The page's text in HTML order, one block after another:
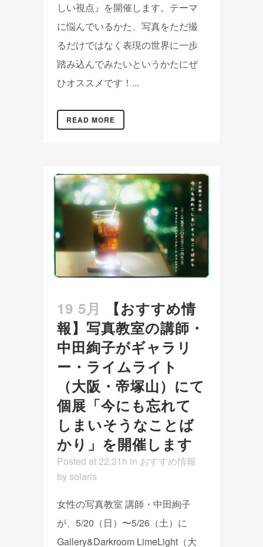
しい視点』を開催します。テーマ
に悩んでいるかた、写真をただ撮
るだけではなく表現の世界に一歩
踏み込んでみたいというかたにぜ
ひオススメです！...
READ MORE
19 5月
【おすすめ情
報】写真教室の講師・
中田絢子がギャラリ
ー・ライムライト
（大阪・帝塚山）にて
個展「今にも忘れて
しまいそうなことば
かり」を開催します
Posted at 22:31h in おすすめ情報
by solaris
女性の写真教室 講師・中田絢子
が、5/20（日）〜5/26（土）に
Gallery&Darkroom LimeLight（大